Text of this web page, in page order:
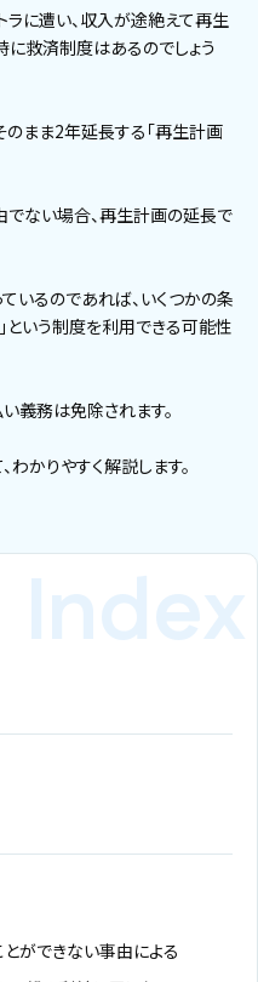
に遭い、収入が途絶えて再生
救済制度はあるのでしょう
まま2年延長する「再生計画
ない場合、再生計画の延長で
いるのであれば、いくつかの条
という制度を利用できる可能性
義務は免除されます。
わかりやすく解説します。
ができない事由による